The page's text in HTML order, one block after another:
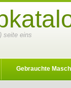
seite eins
Gebrauchte